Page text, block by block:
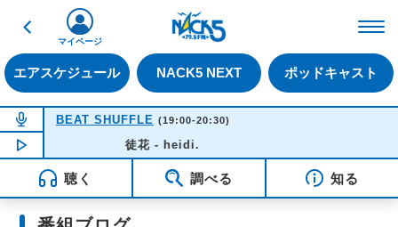
戻る
エアスケジュール NACK5 NEXT ポッドキャスト
マイページ
NOW ON AIR
BEAT SHUFFLE (19:00-20:30)
NOW PLAYING19:37
徒花 - heidi.
聴く 調べる 知る